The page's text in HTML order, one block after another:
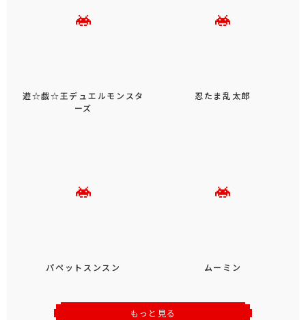
遊☆戯☆王デュエルモンスタ
ーズ
忍たま乱太郎
パペットスンスン ムーミン
もっと見る